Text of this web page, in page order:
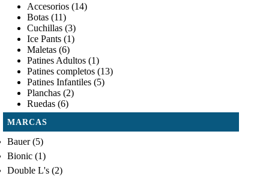
Accesorios (14)
Botas (11)
Cuchillas (3)
Ice Pants (1)
Maletas (6)
Patines Adultos (1)
Patines completos (13)
Patines Infantiles (5)
Planchas (2)
Ruedas (6)
MARCAS
Bauer(5)
Bionic (1)
Double L's (2)